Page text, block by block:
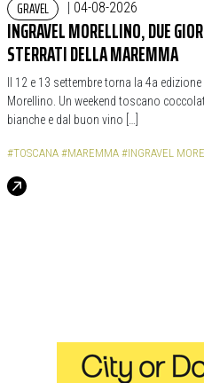
GRAVEL | 04-08-2026
INGRAVEL MORELLINO, DUE
STERRATI DELLA MAREMMA
Il 12 e 13 settembre torna la 4a edizione
Morellino. Un weekend toscano
bianche e dal buon vino […]
#TOSCANA #MAREMMA #INGRAVEL